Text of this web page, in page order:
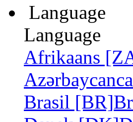
Language
Language
Afrikaans
Brasil [BR]